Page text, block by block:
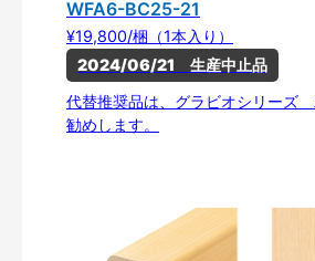
WFA6-BC25-21
¥19,800/梱（1本入り）
2024/06/21　生産中止品
代替推奨品は、グラビオシリーズ
勧めします。